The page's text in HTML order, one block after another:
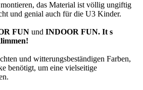
das Material ist völlig ungiftig
und genial auch für die U3 Kinder.
FUN und INDOOR FUN. It s
und witterungsbeständigen Farben,
benötigt, um eine vielseitige